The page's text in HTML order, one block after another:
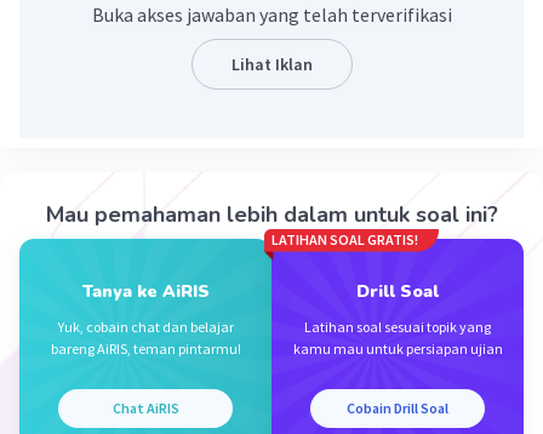
>> v(t) = s'(t)
v(t) = fungsi kecepatan
v(t) = y'
v(2/3) = 4π cos (π(2/3))
= 4π (-1/2)
Buka akses jawaban yang telah terverifikasi
Lihat Iklan
Mau pemahaman lebih dalam untuk soal ini?
Tanya ke AiRIS
Yuk, cobain chat dan belajar
bareng AiRIS, teman pintarmu!
Chat AiRIS
LATIHAN SOAL GRATIS!
Drill Soal
Latihan soal sesuai topik yang
kamu mau untuk persiapan ujian
Cobain Drill Soal